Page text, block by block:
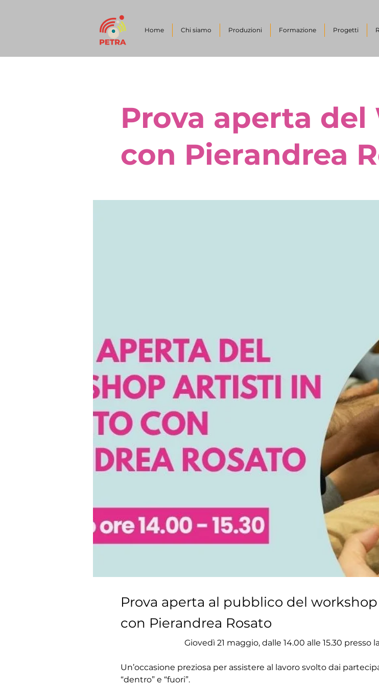
Home Chi siamo Produzioni Formazione Progetti
Prova aperta
con Pierandrea
Prova aperta al pubblico del
con Pierandrea Rosato
Giovedì 21 maggio, dalle 14.00 alle 15.30 presso
Un’occasione preziosa per assistere al lavoro svolto dai
“dentro” e “fuori”.